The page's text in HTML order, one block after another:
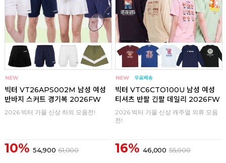
빅터 VT26APS002M 남성 여성
반바지 스커트 경기복 2026FW
2026 빅터 가을 신상 하의 모음전!
10% 54,900 61,000
빅터 VTC6CTO100U 남성 여성
티셔츠 반팔 긴팔 데일리 2026FW
2026 빅터 가을 신상 캐주얼 의류 모음
전!
16% 46,000 55,000